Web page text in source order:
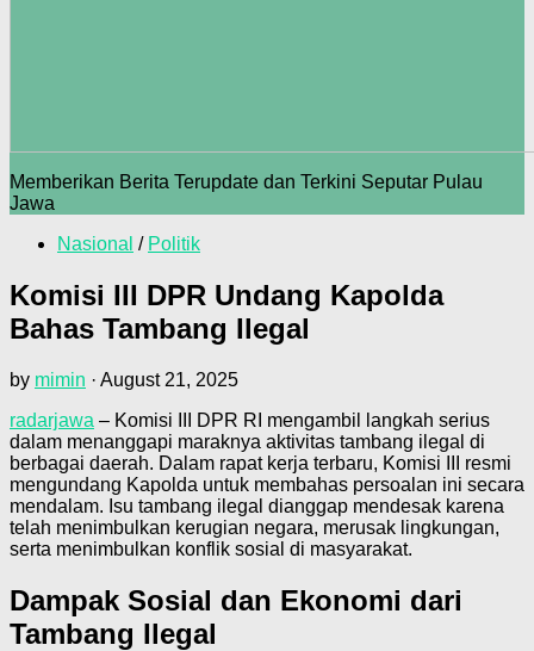
Memberikan Berita Terupdate dan Terkini Seputar Pulau
Jawa
Nasional / Politik
Komisi III DPR Undang Kapolda
Bahas Tambang Ilegal
by mimin · August 21, 2025
radarjawa – Komisi III DPR RI mengambil langkah serius
dalam menanggapi maraknya aktivitas tambang ilegal di
berbagai daerah. Dalam rapat kerja terbaru, Komisi III resmi
mengundang Kapolda untuk membahas persoalan ini secara
mendalam. Isu tambang ilegal dianggap mendesak karena
telah menimbulkan kerugian negara, merusak lingkungan,
serta menimbulkan konflik sosial di masyarakat.
Dampak Sosial dan Ekonomi dari
Tambang Ilegal